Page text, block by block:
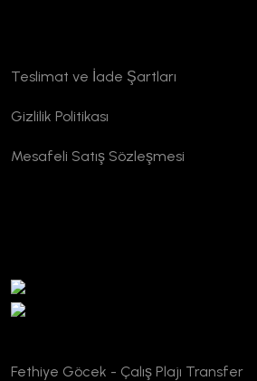
Teslimat ve İade Şartları
Gizlilik Politikası
Mesafeli Satış Sözleşmesi
Fethiye Göcek - Çalış Plajı Transfer